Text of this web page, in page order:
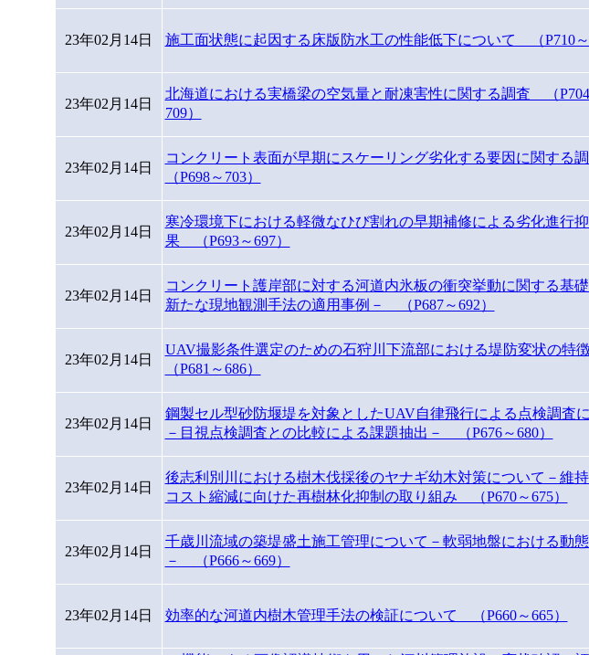
23年02月14日 施工面状態に起因する床版防水工の性能低下について （P710～
23年02月14日
北海道における実橋梁の空気量と耐凍害性に関する調査 （
709）
23年02月14日
コンクリート表面が早期にスケーリング劣化する要因に関する
（P698～703）
23年02月14日
寒冷環境下における軽微なひび割れの早期補修による劣化進行
果 （P693～697）
23年02月14日
コンクリート護岸部に対する河道内氷板の衝突挙動に関する基
新たな現地観測手法の適用事例－ （P687～692）
23年02月14日
UAV撮影条件選定のための石狩川下流部における堤防変状の特
（P681～686）
23年02月14日
鋼製セル型砂防堰堤を対象としたUAV自律飛行による点検調査
－目視点検調査との比較による課題抽出－ （P676～680）
23年02月14日
後志利別川における樹木伐採後のヤナギ幼木対策について－維
コスト縮減に向けた再樹林化抑制の取り組み （P670～675）
23年02月14日
千歳川流域の築堤盛土施工管理について－軟弱地盤における動
－ （P666～669）
23年02月14日 効率的な河道内樹木管理手法の検証について （P660～665）